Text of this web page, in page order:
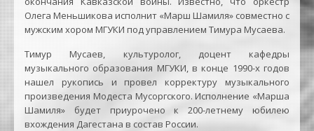
Олега Меньшикова исполнит «Марш Шамиля» совместно с
мужским хором МГУКИ под управлением Тимура Мусаева.
Тимур Мусаев, культуролог, доцент кафедры
музыкального образования МГУКИ, в конце 1990-х годов
нашел рукопись и провел корректуру музыкального
произведения Модеста Мусоргского. Исполнение «Марша
Шамиля» будет приурочено к 200-летнему юбилею
вхождения Дагестана в состав России.